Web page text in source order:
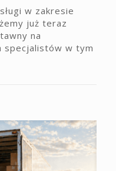
w zakresie
już teraz
na
specjalistów w tym